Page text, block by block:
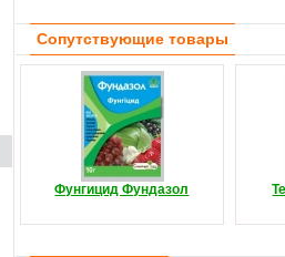
Сопутствующие товары
Фунгицид Фундазол